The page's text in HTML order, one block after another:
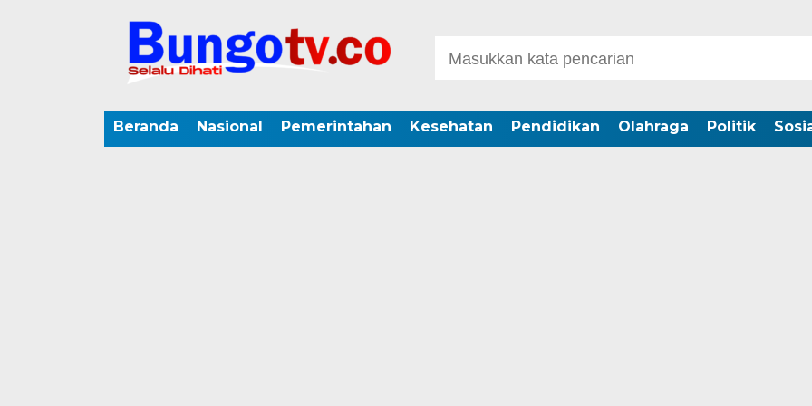
Beranda Nasional Pemerintahan Kesehatan Pendidikan Olahraga Politik